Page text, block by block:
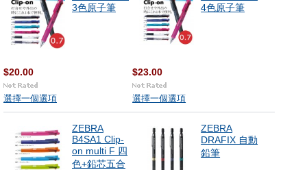
3色原子筆
$20.00
選擇一個選項
4色原子筆
$23.00
選擇一個選項
ZEBRA
B4SA1 Clip-
on multi F 四
色+鉛芯五合
ZEBRA
DRAFIX 自動
鉛筆